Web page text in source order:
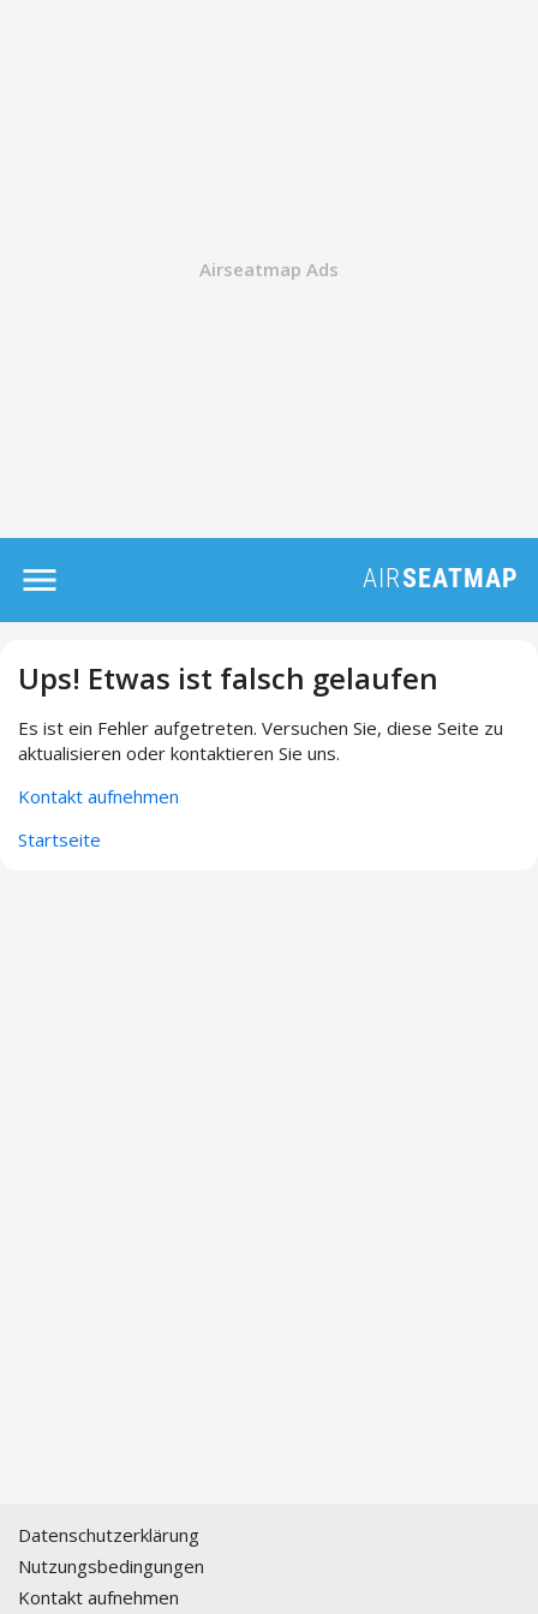
Ups! Etwas ist falsch gelaufen
Es ist ein Fehler aufgetreten. Versuchen Sie, diese Seite zu
aktualisieren oder kontaktieren Sie uns.
Kontakt aufnehmen
Startseite
Datenschutzerklärung
Nutzungsbedingungen
Kontakt aufnehmen